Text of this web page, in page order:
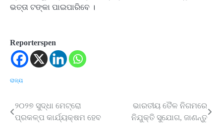
ଭତ୍ତା ଟଙ୍କା ପାଇପାରିବେ ।
Reporterspen
ରାଜ୍ୟ
Post
navigation
୨୦୨୭ ସୁଦ୍ଧା ମେଟ୍ରୋ
ପ୍ରକଳ୍ପ କାର୍ଯ୍ୟକ୍ଷମ ହେବ
ଭାରତୀୟ ତୈଳ ନିଗମରେ
ନିଯୁକ୍ତି ସୁଯୋଗ, ଜାଣନ୍ତୁ